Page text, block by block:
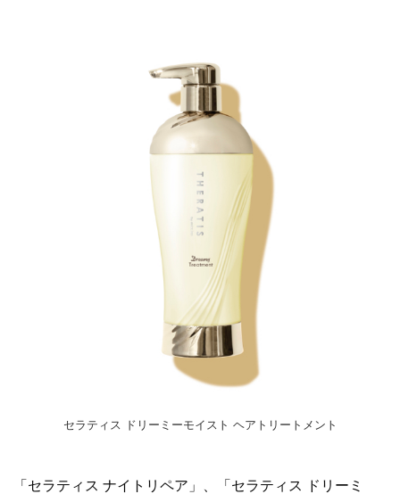
セラティス ドリーミーモイスト ヘアトリートメント
「セラティス ナイトリペア」、「セラティス ドリーミ